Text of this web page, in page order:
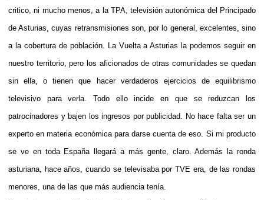
critico, ni mucho menos, a la TPA, televisión autonómica del Principado
de Asturias, cuyas retransmisiones son, por lo general, excelentes, sino
a la cobertura de población. La Vuelta a Asturias la podemos seguir en
nuestro territorio, pero los aficionados de otras comunidades se quedan
sin ella, o tienen que hacer verdaderos ejercicios de equilibrismo
televisivo para verla. Todo ello incide en que se reduzcan los
patrocinadores y bajen los ingresos por publicidad. No hace falta ser un
experto en materia económica para darse cuenta de eso. Si mi producto
se ve en toda España llegará a más gente, claro. Además la ronda
asturiana, hace años, cuando se televisaba por TVE era, de las rondas
menores, una de las que más audiencia tenía.